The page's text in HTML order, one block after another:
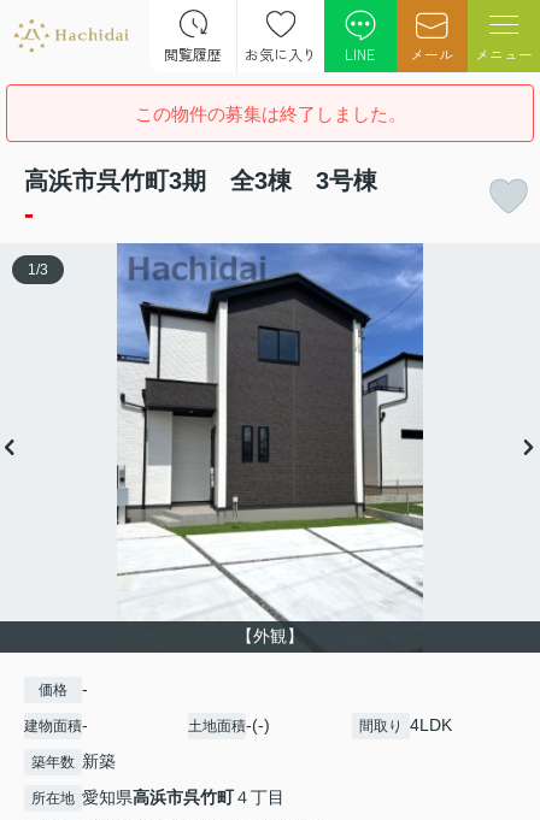
閲覧履歴 お気に入り LINE メール メニュー
この物件の募集は終了しました。
高浜市呉竹町3期 全3棟 3号棟
-
【外観】
1 /3
価格 -
建物面積- 土地面積-(-) 間取り 4LDK
築年数 新築
所在地 愛知県高浜市呉竹町４丁目